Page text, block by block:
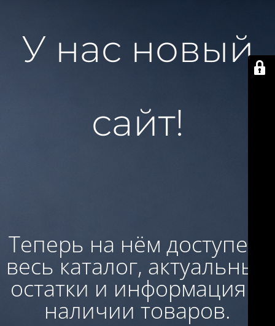
У нас новый
сайт!
Теперь на нём доступен:
весь каталог, актуальные
остатки и информация о
наличии товаров.